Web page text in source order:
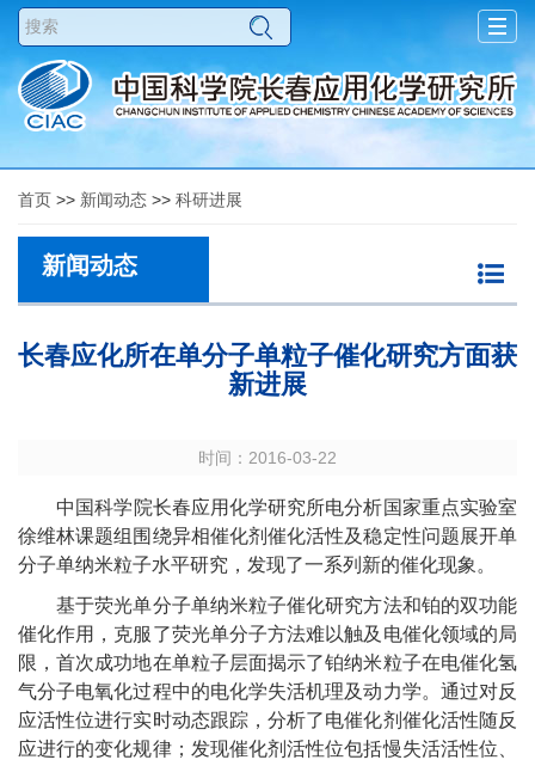
首页 >> 新闻动态 >> 科研进展
新闻动态
长春应化所在单分子单粒子催化研究方面获
新进展
时间：2016-03-22
中国科学院长春应用化学研究所电分析国家重点实验室
徐维林课题组围绕异相催化剂催化活性及稳定性问题展开单
分子单纳米粒子水平研究，发现了一系列新的催化现象。
基于荧光单分子单纳米粒子催化研究方法和铂的双功能
催化作用，克服了荧光单分子方法难以触及电催化领域的局
限，首次成功地在单粒子层面揭示了铂纳米粒子在电催化氢
气分子电氧化过程中的电化学失活机理及动力学。通过对反
应活性位进行实时动态跟踪，分析了电催化剂催化活性随反
应进行的变化规律；发现催化剂活性位包括慢失活活性位、